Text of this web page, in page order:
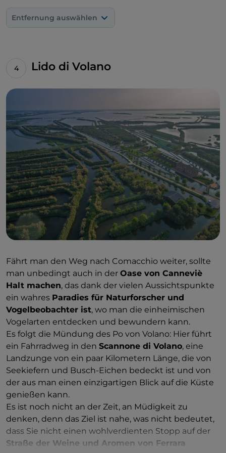
Entfernung auswählen
Lido di Volano
Fährt man den Weg nach Comacchio weiter, sollte
man unbedingt auch in der Oase von Canneviè
Halt machen, das dank der vielen Aussichtspunkte
ein wahres Paradies für Naturforscher und
Vogelbeobachter ist, wo man die einheimischen
Vogelarten entdecken und bewundern kann.
Es folgt die Mündung des Po von Volano: Hier führt
ein Fahrradweg in den Scannone di Volano, eine
Landzunge von ein paar Kilometern Länge, die von
Seekiefern und Busch-Eichen bedeckt ist und von
der aus man einen einzigartigen Blick auf die Küste
genießen kann.
Es ist noch nicht an der Zeit, an Müdigkeit zu
denken, denn das Ziel ist nahe, was nicht bedeutet,
dass Sie nicht einen wohlverdienten Stopp auf der
Straße der Weine und Aromen von Ferrara